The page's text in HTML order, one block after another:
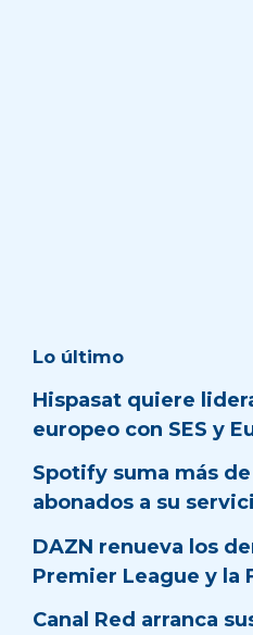
Lo último
Hispasat quiere
europeo con SES y
Spotify suma más
abonados a su
DAZN renueva los
Premier League y la
Canal Red arranca